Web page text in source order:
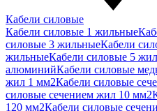
Кабели силовые
Кабели силовые 1 жильные
силовые 3 жильныеКабели
жильныеКабели силовые 5
алюминийКабели силовые
жил 1 мм2Кабели силовые
силовые сечением жил 10 мм2
120 мм2Кабели силовые